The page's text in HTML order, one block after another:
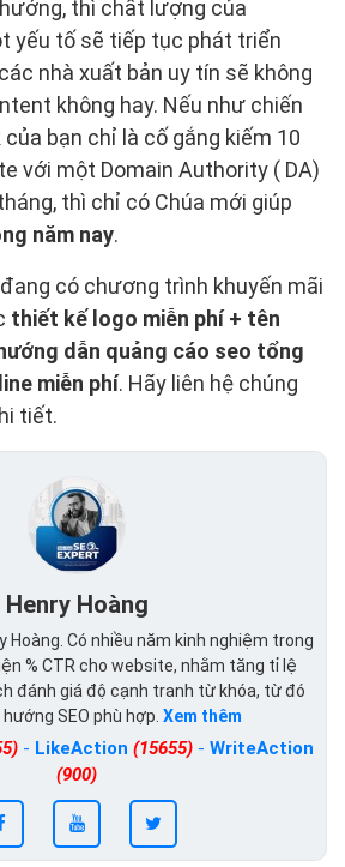
thì chất lượng của
yếu tố sẽ tiếp tục phát triển
nhà xuất bản uy tín sẽ không
không hay. Nếu như chiến
bạn chỉ là cố gắng kiếm 10
với một Domain Authority ( DA)
thì chỉ có Chúa mới giúp
năm nay.
có chương trình khuyến mãi
thiết kế logo miễn phí + tên
dẫn quảng cáo seo tổng
miễn phí. Hãy liên hệ chúng
tiết.
Henry Hoàng
Hoàng. Có nhiều năm kinh nghiệm trong
% CTR cho website, nhằm tăng tỉ lệ
đánh giá độ cạnh tranh từ khóa, từ đó
SEO phù hợp. Xem thêm
- LikeAction (15655)- WriteAction
(900)